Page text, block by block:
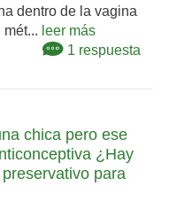
dentro de la vagina
leer más
1 respuesta
chica pero ese
¿Hay
para